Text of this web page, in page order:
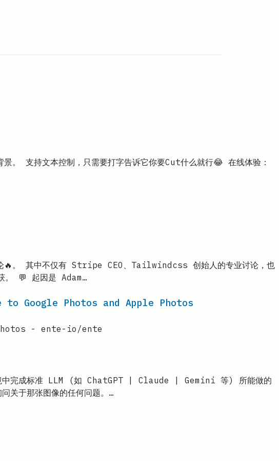
。 支持文本控制，只需要打字告诉它你要Cut什么就行😂 在线体验：
🔥。 其中不仅有 Stripe CEO、Tailwindcss 创始人的专业讨论，也
。 💬 起因是 Adam…
Google Photos and Apple Photos
- ente-io/ente
中完成标准 LLM (如 ChatGPT | Claude | Gemini 等) 所能做的
关于那张图像的任何问题。…